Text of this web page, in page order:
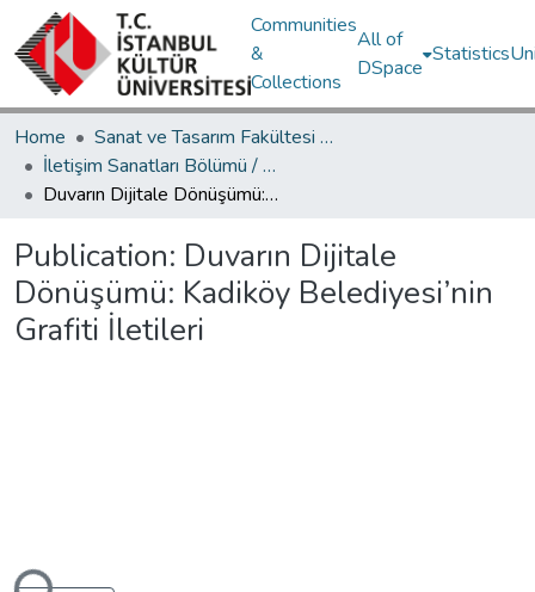
Communities
&
Collections
All of
DSpace
Statistics
Home
Sanat ve Tasarım Fakültesi / Faculty of Art and Design
İletişim Sanatları Bölümü / Department of Communication Arts
Duvarın Dijitale Dönüşümü: Kadiköy Belediyesi’nin Grafiti İletileri
Publication: Duvarın Dijitale
Dönüşümü: Kadiköy Belediyesi’nin
Grafiti İletileri